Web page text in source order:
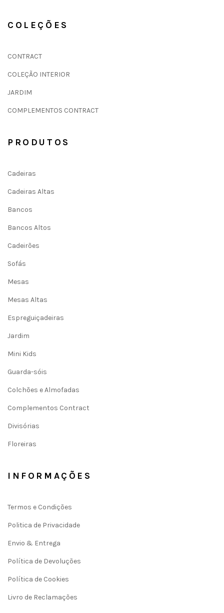
COLEÇÕES
CONTRACT
COLEÇÃO INTERIOR
JARDIM
COMPLEMENTOS CONTRACT
PRODUTOS
Cadeiras
Cadeiras Altas
Bancos
Bancos Altos
Cadeirões
Sofás
Mesas
Mesas Altas
Espreguiçadeiras
Jardim
Mini Kids
Guarda-sóis
Colchões e Almofadas
Complementos Contract
Divisórias
Floreiras
INFORMAÇÕES
Termos e Condições
Politica de Privacidade
Envio & Entrega
Política de Devoluções
Política de Cookies
Livro de Reclamações